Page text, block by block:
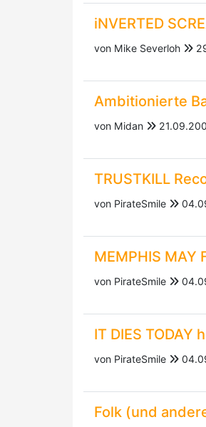
iNVERTED
von Mike Severloh
Ambitionierte
von Midan
TRUSTKILL
von PirateSmile
MEMPHIS MAY
von PirateSmile
IT DIES
von PirateSmile
Folk (und